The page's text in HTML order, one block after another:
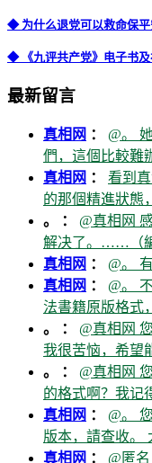
◆ 为什么退党可以救命保平
◆ 《九评共产党》电子书
最新留言
真相网 ： @。
們，這個比較難
真相网 ： 看到
的那個精進狀態
。 ： @真相网
解决了。……（
真相网 ： @。
真相网 ： @。
法書籍原版格式
。 ： @真相网
我很苦恼，希望
。 ： @真相网
的格式啊？我记
真相网 ： @。
版本，請查收。
真相网 ： @匿